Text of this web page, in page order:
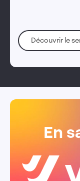
Découvrir le
En